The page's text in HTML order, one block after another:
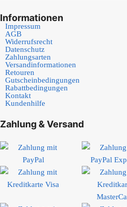
Informationen
Impressum
AGB
Widerrufsrecht
Datenschutz
Zahlungsarten
Versandinformationen
Retouren
Gutscheinbedingungen
Rabattbedingungen
Kontakt
Kundenhilfe
Zahlung & Versand